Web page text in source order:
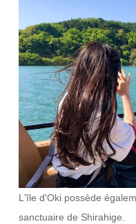
L'île d'Oki possède
sanctuaire de Shirahige.